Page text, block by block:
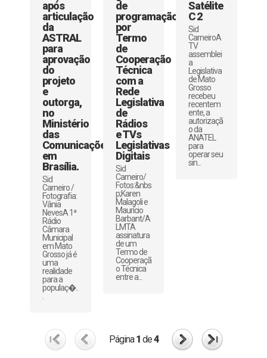
após
articulação
da
ASTRAL
para
aprovação
do
projeto
e
outorga,
no
Ministério
das
Comunicações,
em
Brasília.
Sid
Carneiro /
Fotografia:
Vânia
NevesA 1ª
Rádio
Câmara
Municipal
em Mato
Grosso já é
uma
realidade
para a
populaç�..
de
programação
por
Termo
de
Cooperação
Técnica
com a
Rede
Legislativa
de
Rádios
e TVs
Legislativas
Digitais
Sid
Carneiro/
Fotos:&nbs
p;Karen
Malagoli e
Maurício
Barbant/A
LMTA
assinatura
de um
Termo de
Cooperaçã
o Técnica
entre a...
Satélite
C 2
Sid
CarneiroA
TV
assemblei
a
Legislativa
de Mato
Grosso
recebeu
recentem
ente, a
autorizaçã
o da
ANATEL
para
operar seu
sin...
Página1 de4